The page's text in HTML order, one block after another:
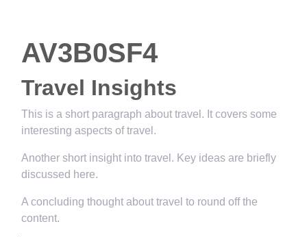
AV3B0SF4
Travel Insights
This is a short paragraph about travel. It covers some
interesting aspects of travel.
Another short insight into travel. Key ideas are briefly
discussed here.
A concluding thought about travel to round off the
content.